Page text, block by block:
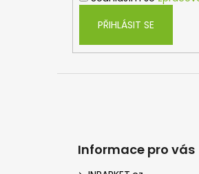
PŘIHLÁSIT SE
Informace pro vás